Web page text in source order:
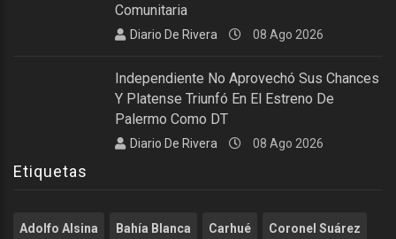
Comunitaria
Diario De Rivera 08 Ago 2026
Independiente No Aprovechó Sus Chances
Y Platense Triunfó En El Estreno De
Palermo Como DT
Diario De Rivera 08 Ago 2026
Etiquetas
Adolfo Alsina Bahía Blanca Carhué Coronel Suárez